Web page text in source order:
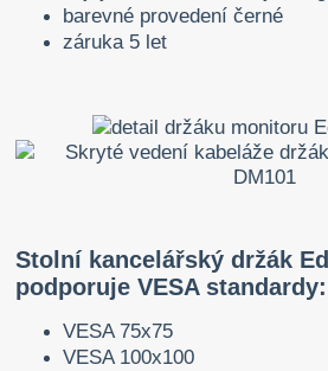
barevné provedení černé
záruka 5 let
Stolní kancelářský držák
podporuje VESA standardy:
VESA 75x75
VESA 100x100